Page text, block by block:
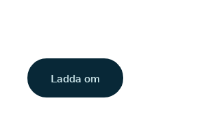
Ladda om